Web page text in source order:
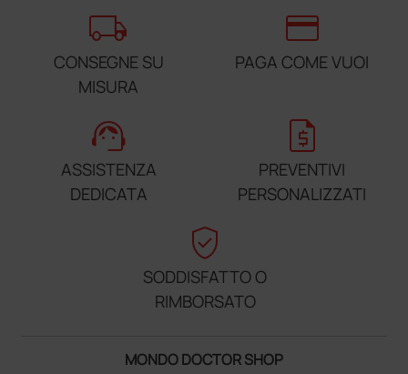
local_shipping
CONSEGNE SU
MISURA
credit_card
PAGA COME VUOI
support_agent
ASSISTENZA
DEDICATA
request_quote
PREVENTIVI
PERSONALIZZATI
verified_user
SODDISFATTO O
RIMBORSATO
MONDO DOCTOR SHOP